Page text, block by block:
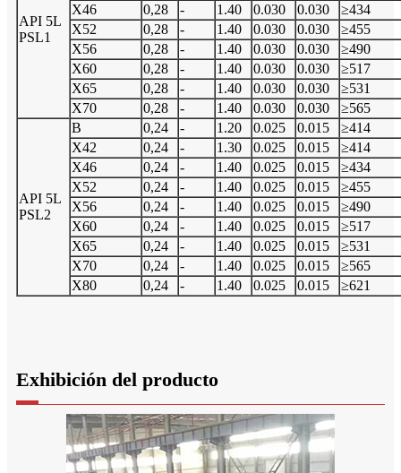
API 5L
PSL1
X46
0,28 - 1.40 0.030 0.030
≥434
X52
0,28 - 1.40 0.030 0.030
≥455
X56
0,28 - 1.40 0.030 0.030
≥490
X60
0,28 - 1.40 0.030 0.030
≥517
X65
0,28 - 1.40 0.030 0.030
≥531
X70
0,28 - 1.40 0.030 0.030 ≥565
API 5L
PSL2
B 0,24 - 1.20 0.025 0.015
≥414
X42
0,24 - 1.30 0.025 0.015
≥414
X46
0,24 - 1.40 0.025 0.015
≥434
X52
0,24 - 1.40 0.025 0.015
≥455
X56
0,24 - 1.40 0.025 0.015
≥490
X60
0,24 - 1.40 0.025 0.015
≥517
X65
0,24 - 1.40 0.025 0.015
≥531
X70
0,24 - 1.40 0.025 0.015
≥565
X80
0,24 - 1.40 0.025 0.015 ≥621
Exhibición del producto